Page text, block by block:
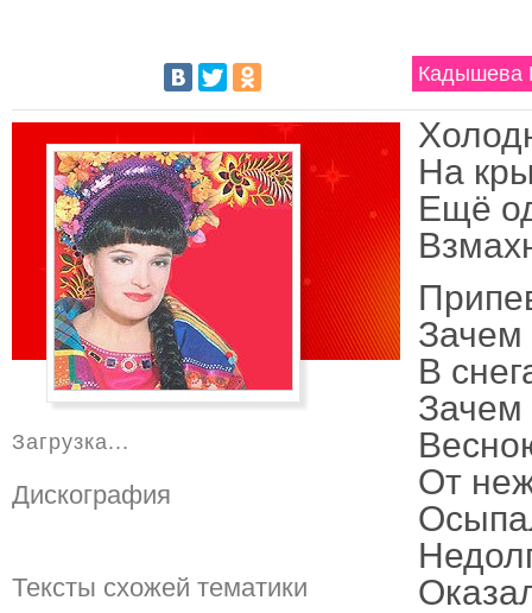
Кадышева
На
Ещё
Зачем
В
Зачем
От
Загрузка...
Дискография
Тексты схожей тематики